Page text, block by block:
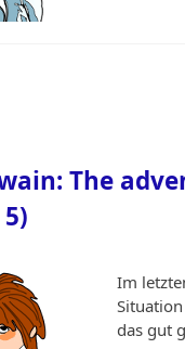
The
Im
das gut